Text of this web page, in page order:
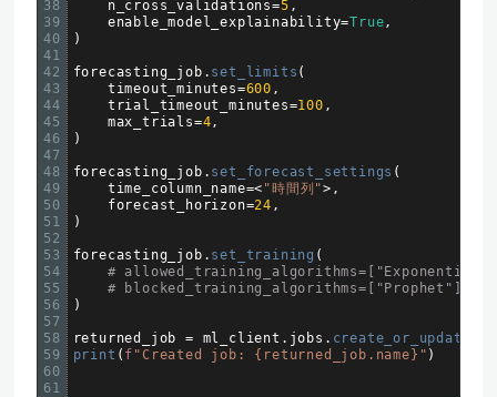
38
39
40
41
42
43
44
45
46
47
48
49
50
51
52
53
54
55
56
57
58
59
60
61
n_cross_validations=5 ,
enable_model_explainability=True,
)
forecasting_job . set_limits (
timeout_minutes=600 ,
trial_timeout_minutes=100 ,
max_trials=4,
)
forecasting_job . set_forecast_settings (
time_column_name=< "時間列"> ,
forecast_horizon=24 ,
)
forecasting_job . set_training (
#
# blocked_training_algorithms=["Prophet"]
)
returned_job = ml_client . jobs . create_or_update
print ( f "Created job: {returned_job.name}" )